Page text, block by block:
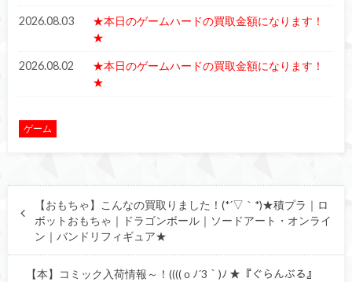
2026.08.03
★本日のゲームハードの買取金額になります！
★
2026.08.02
★本日のゲームハードの買取金額になります！
★
ゲーム
【おもちゃ】こんなの買取りました！(*´▽｀*)★積プラ｜ロ
ボットおもちゃ｜ドラゴンボール｜ソードアート・オンライ
ン｜バンドリフィギュア★
【本】コミック入荷情報～！((((ｏﾉ´3｀)ﾉ ★『ぐらんぶる』